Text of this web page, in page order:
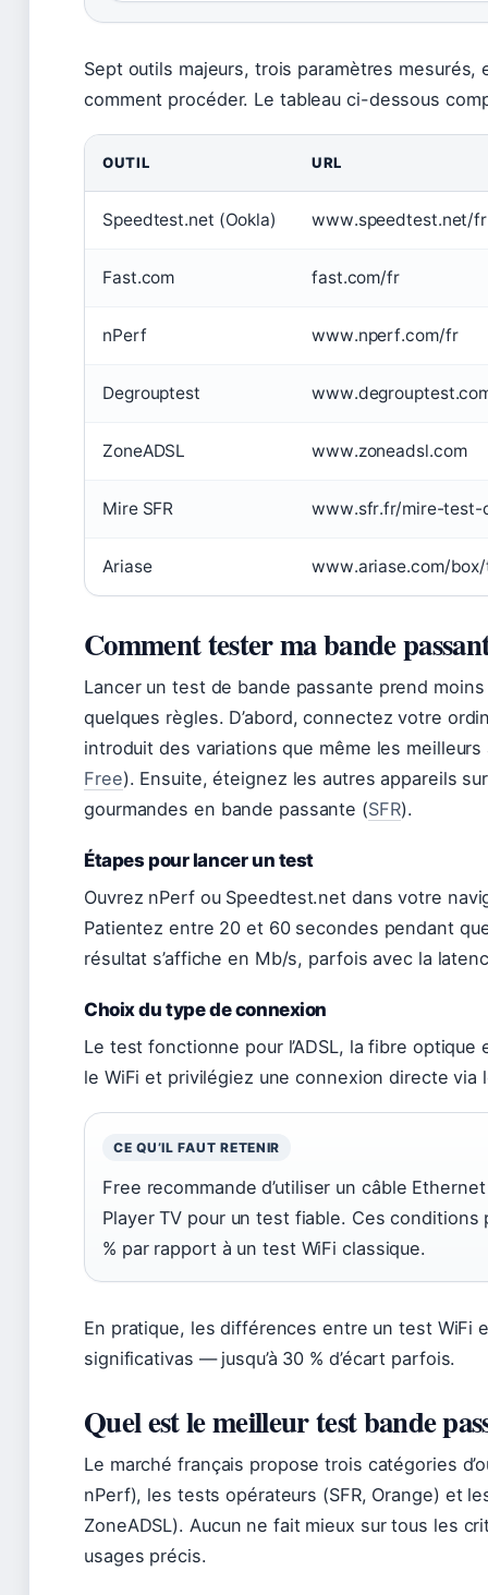
Sept outils majeurs, trois paramètres mesurés,
comment procéder. Le tableau ci-dessous
OUTIL URL
Speedtest.net (Ookla) www.speedtest.net/fr
Fast.com fast.com/fr
nPerf www.nperf.com/fr
Degrouptest
ZoneADSL www.zoneadsl.com
Mire SFR www.sfr.fr/mire-test-
Ariase www.ariase.com/
Comment tester ma bande
Lancer un test de bande passante prend
quelques règles. D’abord, connectez votre
introduit des variations que même les
Free). Ensuite, éteignez les autres appareils
gourmandes en bande passante (SFR).
Étapes pour lancer un test
Ouvrez nPerf ou Speedtest.net dans votre
Patientez entre 20 et 60 secondes pendant
résultat s’affiche en Mb/s, parfois avec la
Choix du type de connexion
Le test fonctionne pour l’ADSL, la fibre
le WiFi et privilégiez une connexion directe via
CE QU’IL FAUT RETENIR
Free recommande d’utiliser un câble
Player TV pour un test fiable. Ces
% par rapport à un test WiFi classique.
En pratique, les différences entre un test WiFi
significativas — jusqu’à 30 % d’écart parfois.
Quel est le meilleur test bande
Le marché français propose trois catégories
nPerf), les tests opérateurs (SFR, Orange) et
ZoneADSL). Aucun ne fait mieux sur tous les
usages précis.